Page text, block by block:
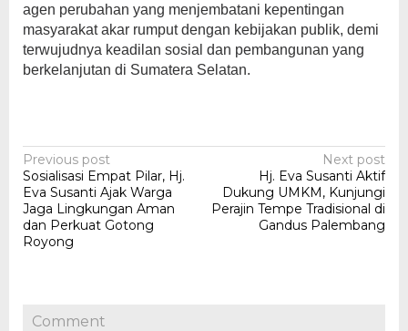
agen perubahan yang menjembatani kepentingan
masyarakat akar rumput dengan kebijakan publik, demi
terwujudnya keadilan sosial dan pembangunan yang
berkelanjutan di Sumatera Selatan.
Post
navigation
Previous post
Sosialisasi Empat Pilar, Hj.
Eva Susanti Ajak Warga
Jaga Lingkungan Aman
dan Perkuat Gotong
Royong
Next post
Hj. Eva Susanti Aktif
Dukung UMKM, Kunjungi
Perajin Tempe Tradisional di
Gandus Palembang
Comment